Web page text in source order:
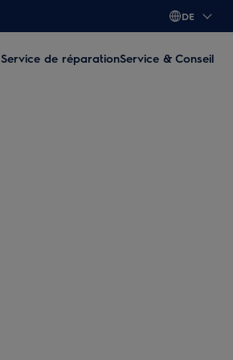
DE
Service de réparationService & Conseil